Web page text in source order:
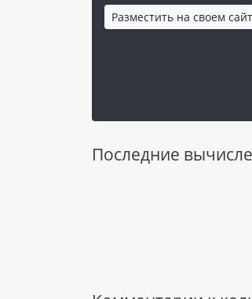
Разместить на своем
Последние